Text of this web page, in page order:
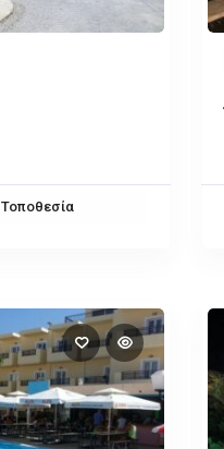
Τοποθεσία